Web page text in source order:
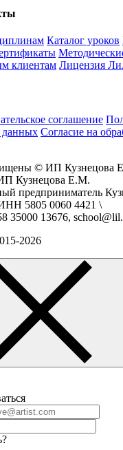
Каталог уроков
клиентам Лицензия
соглашение
данных Согласие на
© ИП Кузнецова
Кузнецова Е.М.
предприниматель
5805 0060 4421 \
13676,